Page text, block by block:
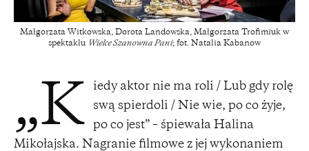
Małgorzata Witkowska, Dorota Landowska, Małgorzata Trofimiuk w
spektaklu Wielce Szanowna Pani; fot. Natalia Kabanow
„K
iedy aktor nie ma roli / Lub gdy rolę
swą spierdoli / Nie wie, po co żyje,
po co jest” – śpiewała Halina
Mikołajska. Nagranie filmowe z jej wykonaniem